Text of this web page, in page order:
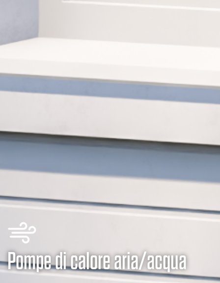
Pompe di calore aria/acqua